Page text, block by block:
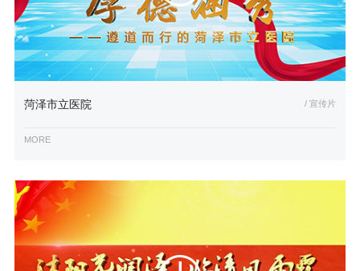
菏泽市立医院 / 宣传片
MORE